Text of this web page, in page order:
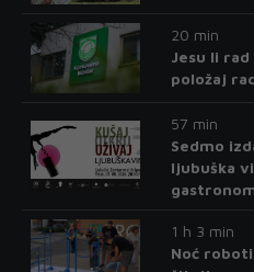
20 min
Jesu li
položaj
57 min
Sedmo
ljubuška
1 h 3 min
Noć